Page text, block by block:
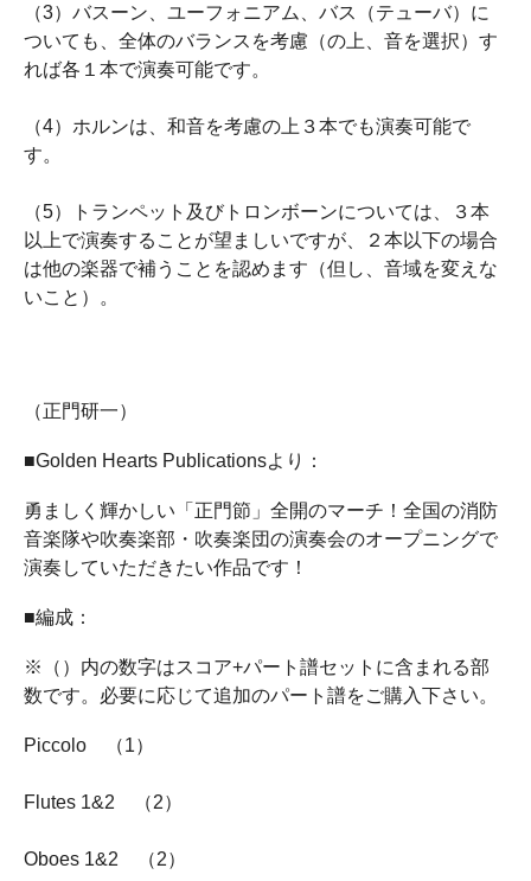
（3）バスーン、ユーフォニアム、バス（テューバ）に
ついても、全体のバランスを考慮（の上、音を選択）す
れば各１本で演奏可能です。
（4）ホルンは、和音を考慮の上３本でも演奏可能で
す。
（5）トランペット及びトロンボーンについては、３本
以上で演奏することが望ましいですが、２本以下の場合
は他の楽器で補うことを認めます（但し、音域を変えな
いこと）。
（正門研一）
■Golden Hearts Publicationsより：
勇ましく輝かしい「正門節」全開のマーチ！全国の消防
音楽隊や吹奏楽部・吹奏楽団の演奏会のオープニングで
演奏していただきたい作品です！
■編成：
※（）内の数字はスコア+パート譜セットに含まれる部
数です。必要に応じて追加のパート譜をご購入下さい。
Piccolo （1）
Flutes 1&2 （2）
Oboes 1&2 （2）